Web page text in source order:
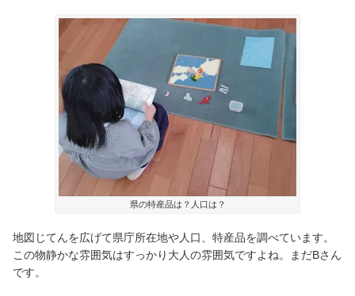
県の特産品は？人口は？
地図じてんを広げて県庁所在地や人口、特産品を調べています。
この物静かな雰囲気はすっかり大人の雰囲気ですよね。まだBさん
です。